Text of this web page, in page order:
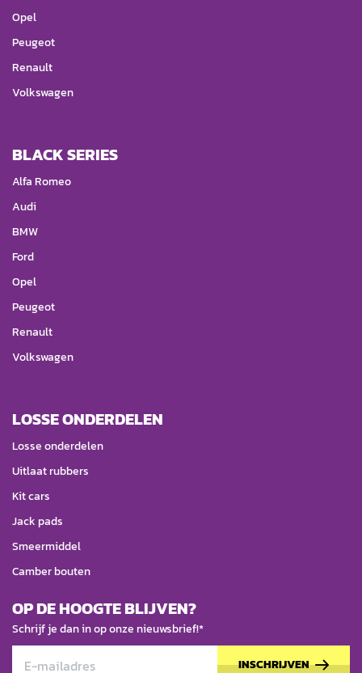
Opel
Peugeot
Renault
Volkswagen
BLACK SERIES
Alfa Romeo
Audi
BMW
Ford
Opel
Peugeot
Renault
Volkswagen
LOSSE ONDERDELEN
Losse onderdelen
Uitlaat rubbers
Kit cars
Jack pads
Smeermiddel
Camber bouten
OP DE HOOGTE BLIJVEN?
Schrijf je dan in op onze nieuwsbrief!*
INSCHRIJVEN